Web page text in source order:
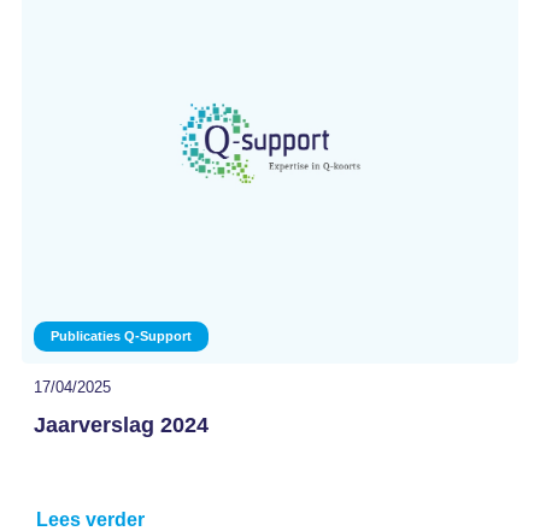
Publicaties Q-Support
17/04/2025
Jaarverslag 2024
Lees verder